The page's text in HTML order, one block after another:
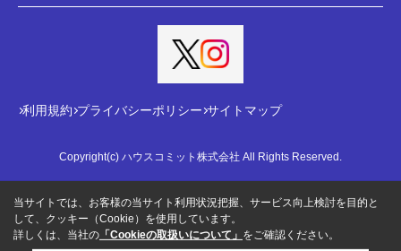
利用規約 プライバシーポリシー サイトマップ
Copyright(c) ハウスコミット株式会社 All Rights Reserved.
当サイトでは、お客様の当サイト利用状況把握、サービス向上検討を目的と
して、クッキー（Cookie）を使用しています。
詳しくは、当社の 「Cookieの取扱いについて」 をご確認ください。